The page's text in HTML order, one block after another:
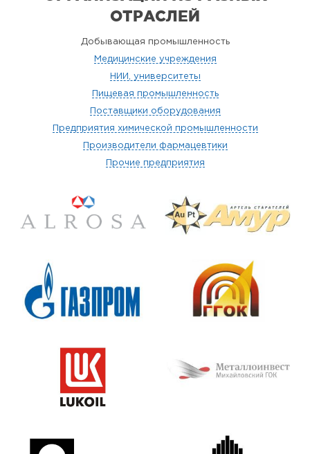
ОТРАСЛЕЙ
Добывающая промышленность
Медицинские учреждения
НИИ, университеты
Пищевая промышленность
Поставщики оборудования
Предприятия химической промышленности
Производители фармацевтики
Прочие предприятия